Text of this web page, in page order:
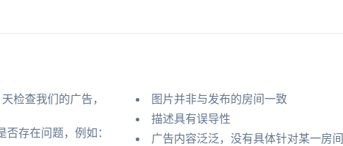
检查我们的广告，
否存在问题，例如：
图片并非与发布的房间一致
描述具有误导性
广告内容泛泛，没有具体针对某一房间